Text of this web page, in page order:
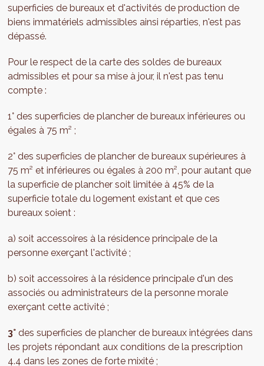
superficies de bureaux et d'activités de production de
biens immatériels admissibles ainsi réparties, n'est pas
dépassé.
Pour le respect de la carte des soldes de bureaux
admissibles et pour sa mise à jour, il n'est pas tenu
compte :
1° des superficies de plancher de bureaux inférieures ou
égales à 75 m² ;
2° des superficies de plancher de bureaux supérieures à
75 m² et inférieures ou égales à 200 m², pour autant que
la superficie de plancher soit limitée à 45% de la
superficie totale du logement existant et que ces
bureaux soient :
a) soit accessoires à la résidence principale de la
personne exerçant l'activité ;
b) soit accessoires à la résidence principale d'un des
associés ou administrateurs de la personne morale
exerçant cette activité ;
3°des superficies de plancher de bureaux intégrées dans
les projets répondant aux conditions de la prescription
4.4 dans les zones de forte mixité ;